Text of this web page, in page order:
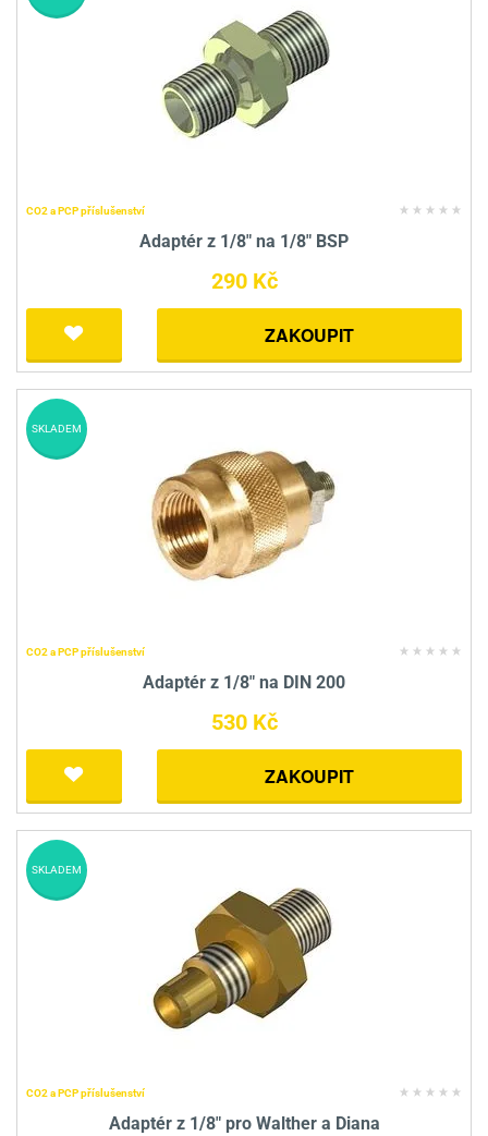
CO2 a PCP příslušenství
Adaptér z 1/8" na 1/8" BSP
290 Kč
ZAKOUPIT
CO2 a PCP příslušenství
Adaptér z 1/8" na DIN 200
530 Kč
ZAKOUPIT
SKLADEM
CO2 a PCP příslušenství
Adaptér z 1/8" pro Walther a Diana
SKLADEM